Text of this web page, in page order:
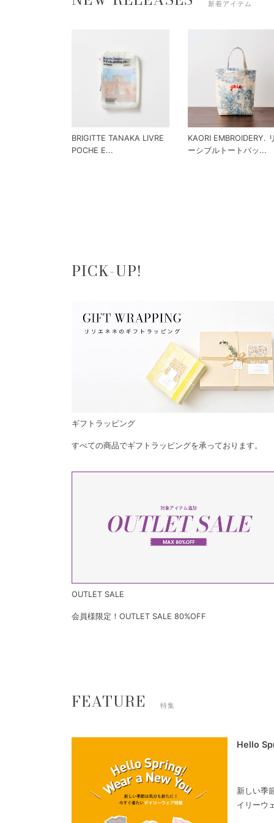
新着アイテム
BRIGITTE TANAKA LIVRE
POCHE E...
KAORI EMBROIDERY.
ーシブルトートバッ...
PICK-UP!
ギフトラッピング
すべての商品でギフトラッピングを承っております。
OUTLET SALE
会員様限定！OUTLET SALE 80%OFF
FEATURE 特集
Hello
新しい季
イリーウ